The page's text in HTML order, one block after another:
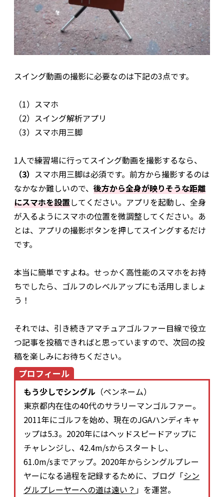
スイング動画の撮影に必要なのは下記の3点です。
（1）スマホ
（2）スイング解析アプリ
（3）スマホ用三脚
1人で練習場に行ってスイング動画を撮影するなら、
（3） スマホ用三脚は必須です。前方から撮影するのは
なかなか難しいので、 後方から全身が映りそうな距離
にスマホを設置してください。アプリを起動し、全身
が入るようにスマホの位置を微調整してください。あ
とは、アプリの撮影ボタンを押してスイングするだけ
です。
本当に簡単ですよね。せっかく高性能のスマホをお持
ちでしたら、ゴルフのレベルアップにも活用しましょ
う！
それでは、引き続きアマチュアゴルファー目線で役立
つ記事を投稿できればと思っていますので、次回の投
稿を楽しみにお待ちください。
プロフィール
もう少しでシングル （ペンネーム）
東京都内在住の40代のサラリーマンゴルファー。
2011年にゴルフを始め、現在のJGAハンディキャ
ップは5.3。2020年にはヘッドスピードアップに
チャレンジし、42.4m/sからスタートし、
61.0m/sまでアップ。2020年からシングルプレー
ヤーになる過程を記録するために、ブログ「シン
グルプレーヤーへの道は遠い？」を運営。